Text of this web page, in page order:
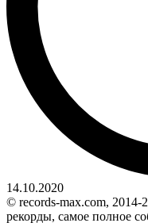
14.10.2020
© records-max.com,
рекорды, самое полное